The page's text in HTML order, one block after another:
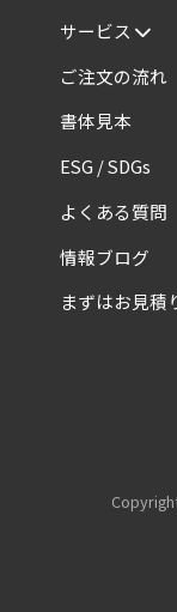
サービス
ご注文の流れ
書体見本
ESG / SDGs
よくある質問
情報ブログ
まずはお見積